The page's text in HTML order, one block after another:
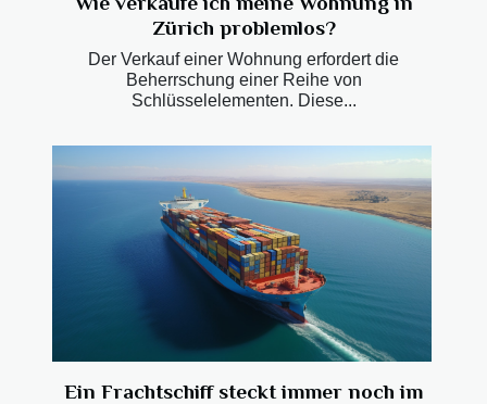
Zürich problemlos?
Der Verkauf einer Wohnung erfordert die
Beherrschung einer Reihe von
Schlüsselelementen. Diese...
Ein Frachtschiff steckt immer noch im